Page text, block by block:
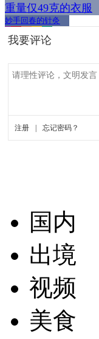
重量仅49克的衣服
妙手回春的针灸
国内
出境
视频
美食